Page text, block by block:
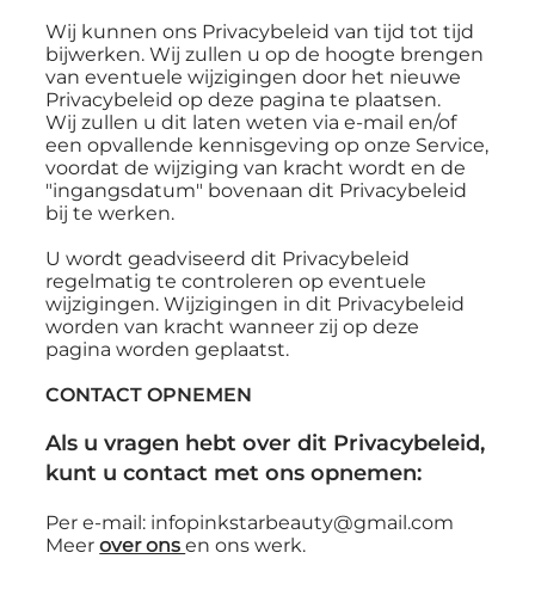
Wij kunnen ons Privacybeleid van tijd tot tijd
bijwerken. Wij zullen u op de hoogte brengen
van eventuele wijzigingen door het nieuwe
Privacybeleid op deze pagina te plaatsen.
Wij zullen u dit laten weten via e-mail en/of
een opvallende kennisgeving op onze Service,
voordat de wijziging van kracht wordt en de
"ingangsdatum" bovenaan dit Privacybeleid
bij te werken.
U wordt geadviseerd dit Privacybeleid
regelmatig te controleren op eventuele
wijzigingen. Wijzigingen in dit Privacybeleid
worden van kracht wanneer zij op deze
pagina worden geplaatst.
CONTACT OPNEMEN
Als u vragen hebt over dit Privacybeleid,
kunt u contact met ons opnemen:
Per e-mail: infopinkstarbeauty@gmail.com
Meerover onsen ons werk.